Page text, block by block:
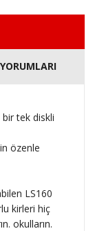
bir tek diskli
özenle
LS160
kirleri hiç
okulların.